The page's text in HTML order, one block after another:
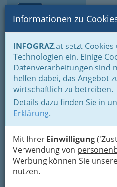
Informationen zu
INFOGRAZ.at setzt
Technologien ein. Einige
Datenverarbeitungen sind
helfen dabei, das Angebot
wirtschaftlich zu betreiben.
Details dazu finden Sie in
Erklärung.
Mit Ihrer Einwilligung
Verwendung von
Werbung können Sie
nutzen.
Home
Gastronomie
Gastronomie: Toprestaurants &
Gaststätten - Gasthäuser -
Andreas Horst
Waltendorfer Hauptstraße
St.Peter
+43 316 493 155
+43 316 493 155